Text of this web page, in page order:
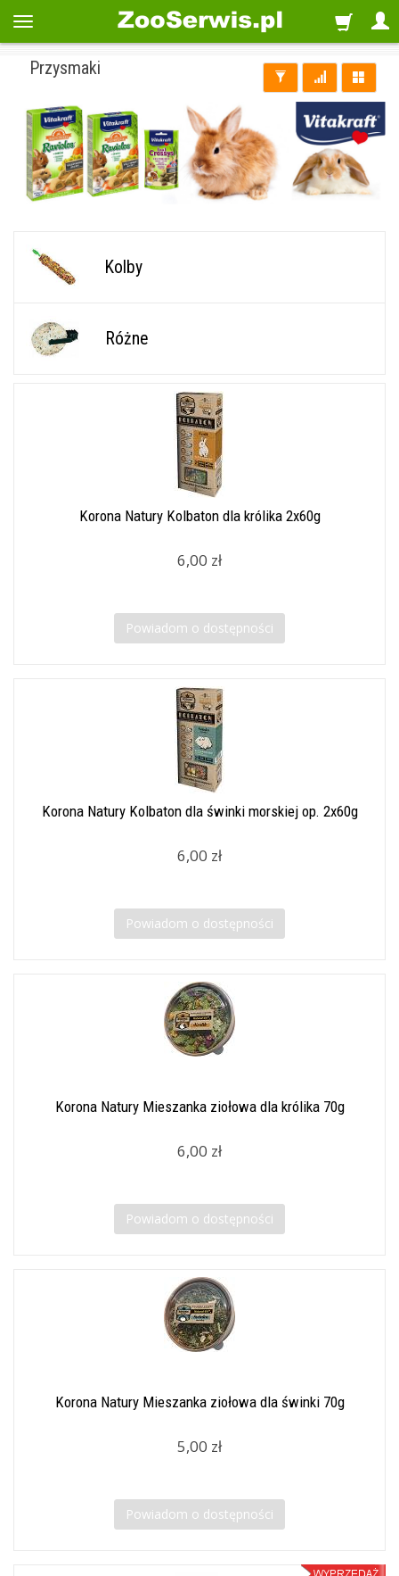
Przysmaki
Kolby
Różne
Korona Natury Kolbaton dla królika 2x60g
6,00 zł
Powiadom o dostępności
Korona Natury Kolbaton dla świnki morskiej op. 2x60g
6,00 zł
Powiadom o dostępności
Korona Natury Mieszanka ziołowa dla królika 70g
6,00 zł
Powiadom o dostępności
Korona Natury Mieszanka ziołowa dla świnki 70g
5,00 zł
Powiadom o dostępności